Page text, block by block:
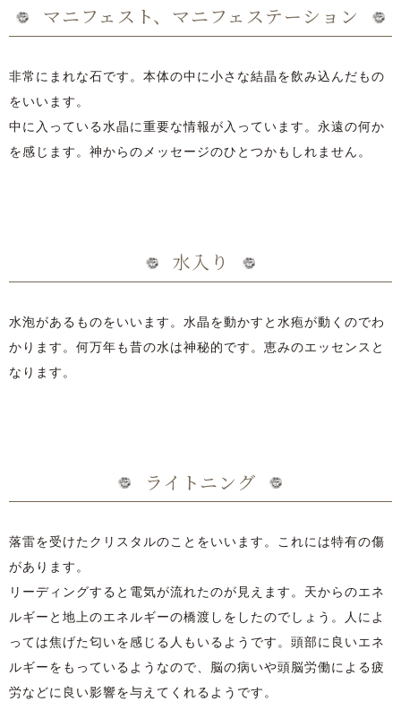
マニフェスト、マニフェステーション
非常にまれな石です。本体の中に小さな結晶を飲み込んだもの
をいいます。
中に入っている水晶に重要な情報が入っています。永遠の何か
を感じます。神からのメッセージのひとつかもしれません。
水入り
水泡があるものをいいます。水晶を動かすと水疱が動くのでわ
かります。何万年も昔の水は神秘的です。恵みのエッセンスと
なります。
ライトニング
落雷を受けたクリスタルのことをいいます。これには特有の傷
があります。
リーディングすると電気が流れたのが見えます。天からのエネ
ルギーと地上のエネルギーの橋渡しをしたのでしょう。人によ
っては焦げた匂いを感じる人もいるようです。頭部に良いエネ
ルギーをもっているようなので、脳の病いや頭脳労働による疲
労などに良い影響を与えてくれるようです。